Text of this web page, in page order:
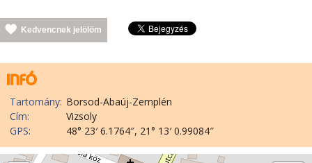
Kedvencnek jelölöm
Tartomány: Borsod-Abaúj-Zemplén
Cím:
Vizsoly
GPS:
48° 23′ 6.1764″, 21° 13′ 0.99084″